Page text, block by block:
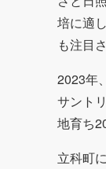
培に適
も注目
2023年
サント
地育ち
立科町